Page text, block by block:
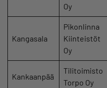
Oy
Kangasala
Pikonlinna
Kiinteistöt
Oy
Kankaanpää
Tilitoimisto
Torpo Oy